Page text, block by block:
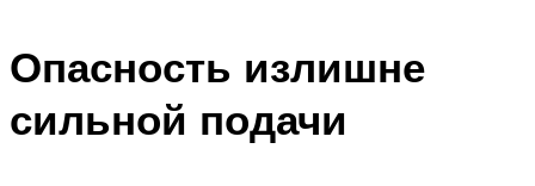
Опасность излишне
сильной подачи